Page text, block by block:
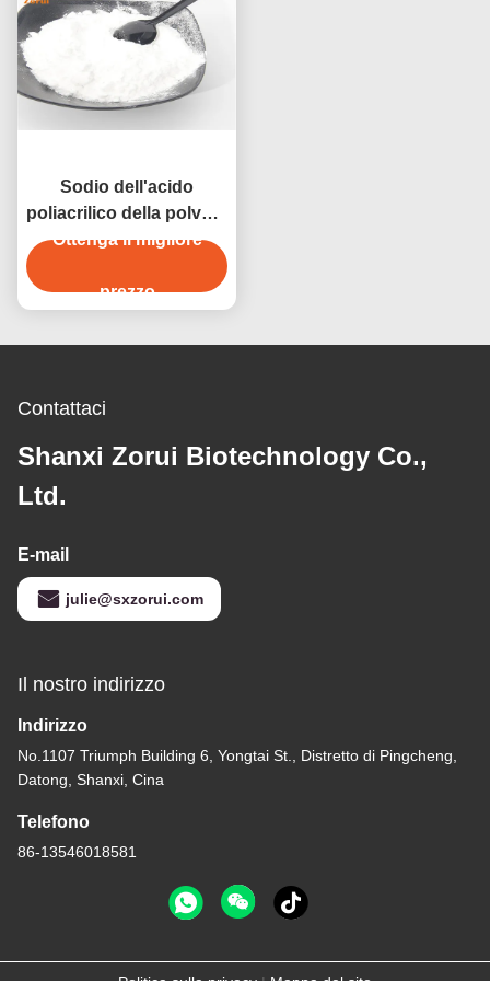
Sodio dell'acido
poliacrilico della polvere
bianca del commestibile
per il disperdente
Ottenga il migliore
prezzo
Contattaci
Shanxi Zorui Biotechnology Co.,
Ltd.
E-mail
julie@sxzorui.com
Il nostro indirizzo
Indirizzo
No.1107 Triumph Building 6, Yongtai St., Distretto di Pingcheng,
Datong, Shanxi, Cina
Telefono
86-13546018581